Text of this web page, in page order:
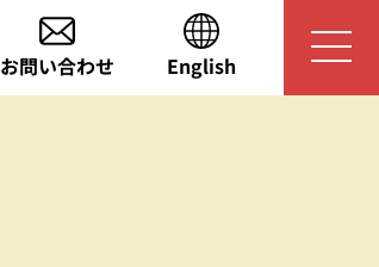
お問い合わせ English